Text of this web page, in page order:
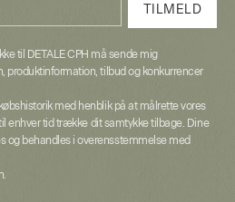
TILMELD
til DETALE CPH må sende mig
produktinformation, tilbud og konkurrencer
med henblik på at målrette vores
enhver tid trække dit samtykke tilbage. Dine
og behandles i overensstemmelse med